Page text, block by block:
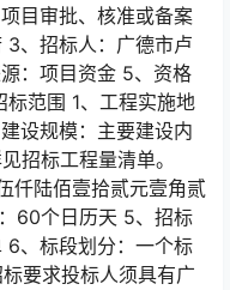
目审批、核准或备案
3、招标人：广德市卢
：项目资金 5、资格
范围 1、工程实施地
设规模：主要建设内
招标工程量清单。
仟陆佰壹拾贰元壹角贰
60个日历天 5、招标
6、标段划分：一个标
要求投标人须具有广